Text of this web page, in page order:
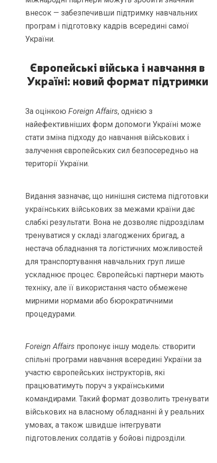
внесок — забезпечивши підтримку навчальних
програм і підготовку кадрів всередині самої
України.
Європейські війська і навчання в
Україні: новий формат підтримки
За оцінкоюForeign Affairs, однією з
найефективніших форм допомоги Україні може
стати зміна підходу до навчання військових і
залучення європейських сил безпосередньо на
території України.
Видання зазначає, що нинішня система підготовки
українських військових за межами країни дає
слабкі результати. Вона не дозволяє підрозділам
тренуватися у складі злагоджених бригад, а
нестача обладнання та логістичних можливостей
для транспортування навчальних груп лише
ускладнює процес. Європейські партнери мають
техніку, але її використання часто обмежене
мирними нормами або бюрократичними
процедурами.
Foreign Affairs пропонує іншу модель: створити
спільні програми навчання всередині України за
участю європейських інструкторів, які
працюватимуть поруч з українськими
командирами. Такий формат дозволить тренувати
військових на власному обладнанні й у реальних
умовах, а також швидше інтегрувати
підготовлених солдатів у бойові підрозділи.